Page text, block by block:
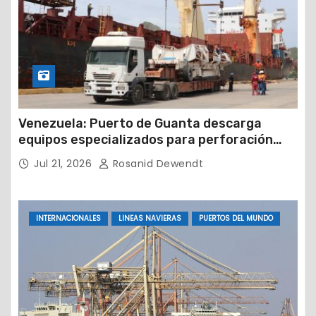
Venezuela: Puerto de Guanta descarga
equipos especializados para perforación
petrolera
Jul 21, 2026 Rosanid Dewendt
INTERNACIONALES LINEAS NAVIERAS PUERTOS DEL MUNDO